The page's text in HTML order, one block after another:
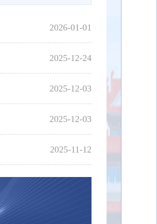
2026-01-01
2025-12-24
2025-12-03
2025-12-03
2025-11-12